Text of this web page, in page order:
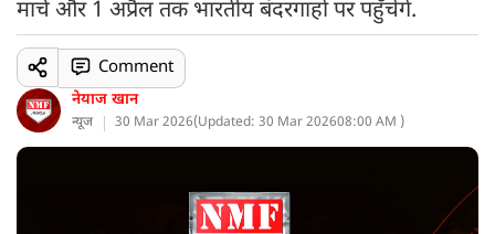
मार्च और 1 अप्रैल तक भारतीय बंदरगाहों पर पहुँचेंगे.
नेयाज खान
न्यूज 30 Mar 2026(Updated: 30 Mar 202608:00 AM )
Comment